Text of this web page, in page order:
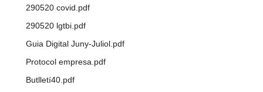
290520 covid.pdf
290520 lgtbi.pdf
Guia Digital Juny-Juliol.pdf
Protocol empresa.pdf
Butlletí40.pdf